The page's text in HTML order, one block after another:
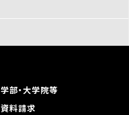
学部・大学院等
資料請求